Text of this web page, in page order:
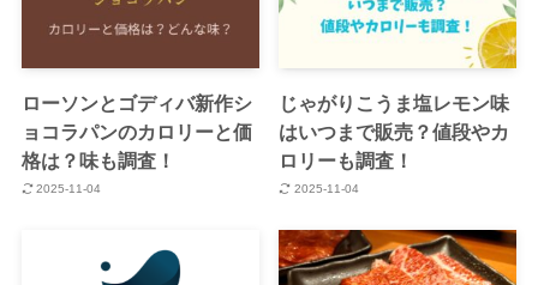
ローソンとゴディバ新作シ
ョコラパンのカロリーと価
格は？味も調査！
2025-11-04
じゃがりこうま塩レモン味
はいつまで販売？値段やカ
ロリーも調査！
2025-11-04